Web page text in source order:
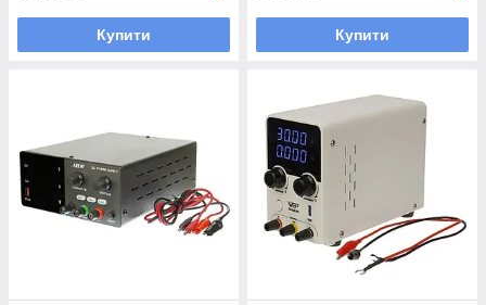
Купити Купити